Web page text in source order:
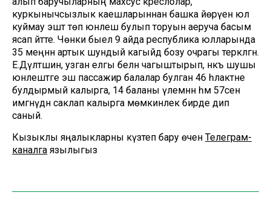
куркынычсызлык каешларыннан башка йөрүенә юл
куймау эштә төп юнәлеш булып торуын аеруча басым
ясап әйтте. Чөнки быел 9 айда республика юлларында
35 меңнән артык шундый кагыйдә бозу очрагы теркәлгән.
Е.Дәүләтшин, узган елгы белән чагыштырып, нәкъ шушы
юнәлештәге эш пассажир балалар булган 46 һәлакәтне
булдырмый калырга, 14 баланы үлемнән һәм 57сен
имгәнүдән саклап калырга мөмкинлек бирде дип
саный.
Кызыклы яңалыкларны күзәтеп бару өчен Телеграм-
каналга язылыгыз